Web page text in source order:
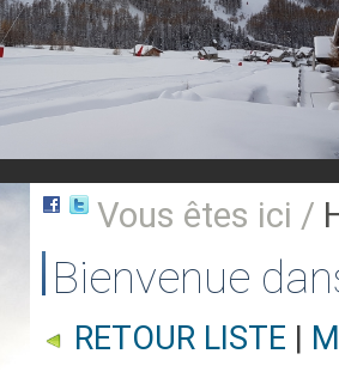
Iso à 0° :mNeige sur 12 heures :cm
Suivez en direct l'actualité des stations
Vous êtes ici /
Bienvenue
RETOUR LISTE |